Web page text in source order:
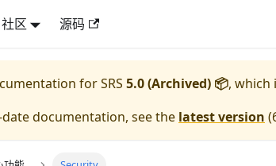
社区 源码
forSRS 5.0 (Archived) 📦, which
documentation, see the latest version (